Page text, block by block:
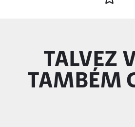
TALVEZ
TAMBÉM